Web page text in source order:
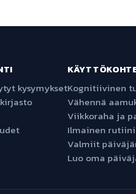
kysymyksetKognitiivinen
Vähennä
Viikkoraha ja
Ilmainen
Valmiit
Luo oma